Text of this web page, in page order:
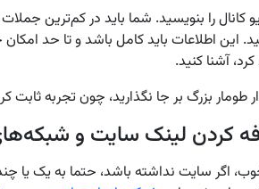
کانال را بنویسید. شما باید در کم‌ترین
این اطلاعات باید کامل باشد و تا حد
آشنا کنید.
طومار بزرگ بر جا نگذارید، چون تجربه ثابت
کردن لینک سایت و
اگر سایت نداشته باشد، حتما به یک یا